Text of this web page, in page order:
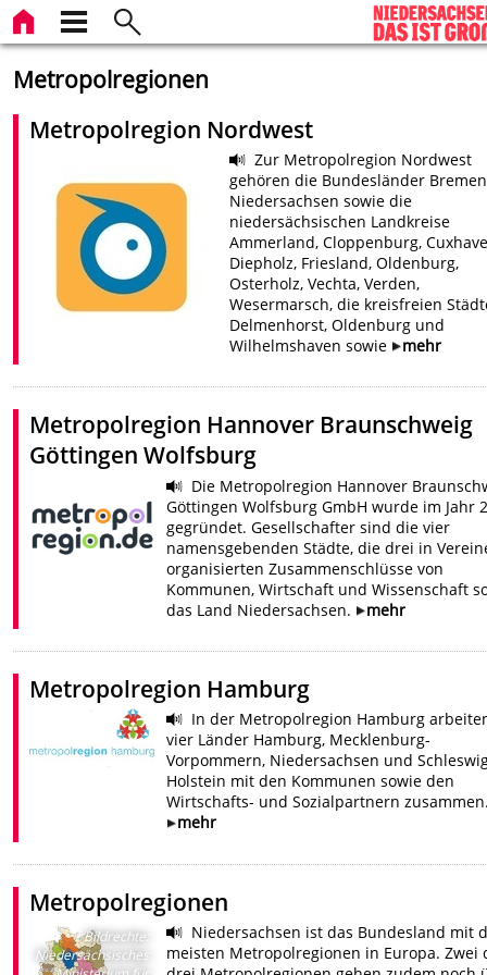
Metropolregionen
Metropolregion Nordwest
Zur Metropolregion Nordwest
gehören die Bundesländer
Niedersachsen sowie die
niedersächsischen Landkreise
Ammerland, Cloppenburg,
Diepholz, Friesland, Oldenburg,
Osterholz, Vechta, Verden,
Wesermarsch, die kreisfreien
Delmenhorst, Oldenburg und
Wilhelmshaven sowie
mehr
Metropolregion Hannover Braunschweig
Göttingen Wolfsburg
Die Metropolregion Hannover
Göttingen Wolfsburg GmbH wurde im Jahr
gegründet. Gesellschafter sind die vier
namensgebenden Städte, die drei in
organisierten Zusammenschlüsse von
Kommunen, Wirtschaft und Wissenschaft
das Land Niedersachsen.
mehr
Metropolregion Hamburg
In der Metropolregion Hamburg
vier Länder Hamburg, Mecklenburg-
Vorpommern, Niedersachsen und
Holstein mit den Kommunen sowie den
Wirtschafts- und Sozialpartnern
mehr
Metropolregionen
Bildrechte:
Niedersächsisches
Niedersachsen ist das Bundesland mit
meisten Metropolregionen in Europa. Zwei